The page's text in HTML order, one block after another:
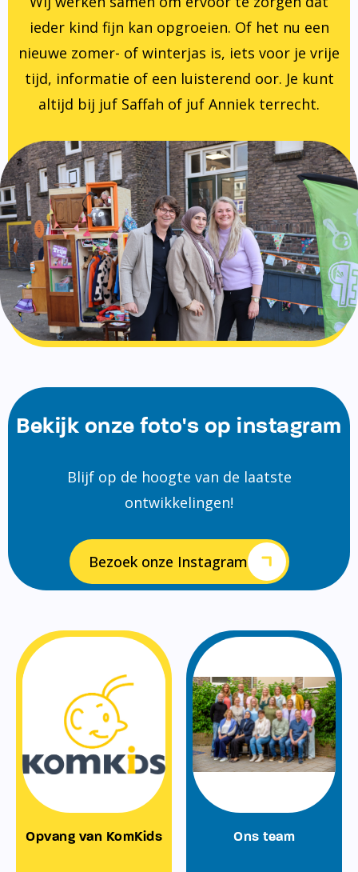
ieder kind fijn kan opgroeien. Of het nu een
nieuwe zomer- of winterjas is, iets voor je vrije
tijd, informatie of een luisterend oor. Je kunt
altijd bij juf Saffah of juf Anniek terrecht.
Bekijk onze foto's op instagram
Blijf op de hoogte van de laatste
ontwikkelingen!
Bezoek onze Instagram
Opvang van KomKids Ons team